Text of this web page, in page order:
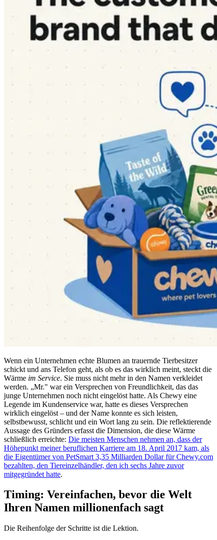
Wenn ein Unternehmen echte Blumen an trauernde Tierbesitzer
schickt und ans Telefon geht, als ob es das wirklich meint, steckt die
Wärme im Service. Sie muss nicht mehr in den Namen verkleidet
werden. „Mr." war ein Versprechen von Freundlichkeit, das das
junge Unternehmen noch nicht eingelöst hatte. Als Chewy eine
Legende im Kundenservice war, hatte es dieses Versprechen
wirklich eingelöst – und der Name konnte es sich leisten,
selbstbewusst, schlicht und ein Wort lang zu sein. Die reflektierende
Aussage des Gründers erfasst die Dimension, die diese Wärme
schließlich erreichte: Die meisten Menschen nehmen an, dass der
Höhepunkt meiner beruflichen Karriere am 18. April 2017 kam, als
die Eigentümer von PetSmart 3,35 Milliarden Dollar für Chewy.com
bezahlten, den Tiereinzelhändler, den ich sechs Jahre zuvor
mitgegründet hatte.
Timing: Vereinfachen, bevor die Welt
Ihren Namen millionenfach sagt
Die Reihenfolge der Schritte ist die Lektion.